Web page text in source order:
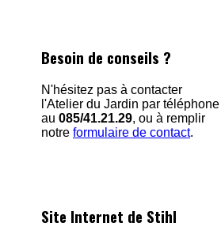
Besoin de conseils ?
N'hésitez pas à contacter
l'Atelier du Jardin par téléphone
au 085/41.21.29, ou à remplir
notre formulaire de contact.
Site Internet de Stihl